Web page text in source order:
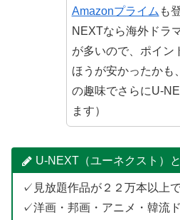
Amazonプライム も
NEXTなら海外ドラ
が多いので、ポイン
ほうが安かったかも
の趣味でさらにU-
ます）
U-NEXT（ユーネクスト）
✓見放題作品が２２万本以上
✓洋画・邦画・アニメ・韓流